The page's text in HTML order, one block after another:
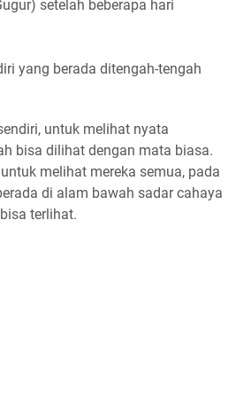
setelah beberapa hari
yang berada ditengah-tengah
untuk melihat nyata
bisa dilihat dengan mata biasa.
melihat mereka semua, pada
di alam bawah sadar cahaya
terlihat.